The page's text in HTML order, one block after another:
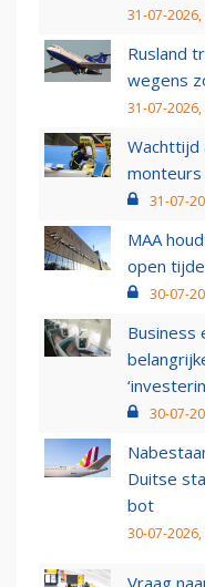
31-07-2026,
Rusland
wegens
31-07-2026,
Wachttijd
31-07-
MAA
open
30-07-
Business
30-07-
Duitse
bot
30-07-2026,